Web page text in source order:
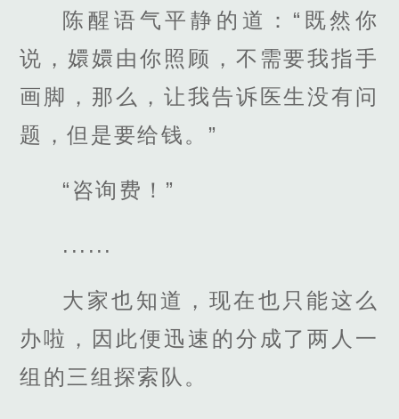
陈醒语气平静的道：“既然你
说，嬛嬛由你照顾，不需要我指手
画脚，那么，让我告诉医生没有问
题，但是要给钱。”
“咨询费！”
......
大家也知道，现在也只能这么
办啦，因此便迅速的分成了两人一
组的三组探索队。